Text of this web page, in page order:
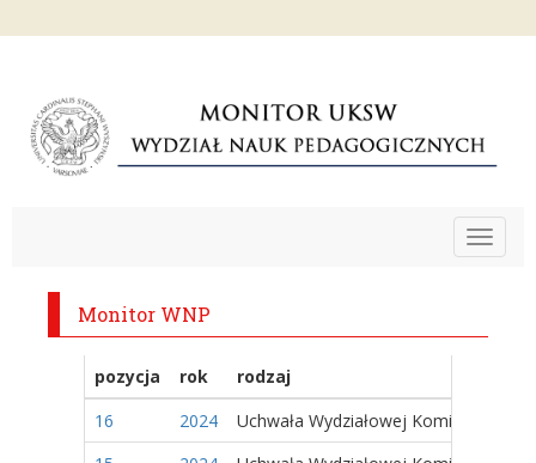
Toggle
Monitor WNP
pozycja rok
rodzaj
16
2024
Uchwała Wydziałowej Komisji